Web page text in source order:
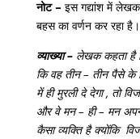
नोट – इस गद्यांश में
बहस का वर्णन कर रहा है।
व्याख्या –लेखक कहता है
कि वह तीन – तीन पैसे के
में ही मुरली दे देगा , तो
और वे मन – ही – मन
कैसा व्यक्ति है क्योंकि